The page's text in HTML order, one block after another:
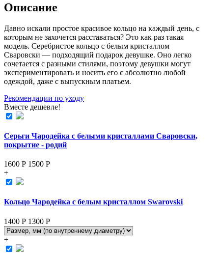
Описание
Давно искали простое красивое кольцо на каждый день, с
которым не захочется расставаться? Это как раз такая
модель. Серебристое кольцо с белым кристаллом
Сваровски — подходящий подарок девушке. Оно легко
сочетается с разными стилями, поэтому девушки могут
экспериментировать и носить его с абсолютно любой
одеждой, даже с выпускным платьем.
Рекомендации по уходу
Вместе дешевле!
Серьги Чародейка с белыми кристаллами Сваровски,
покрытие - родий
1600 Р 1500 Р
+
Кольцо Чародейка с белым кристаллом Swarovski
1400 Р 1300 Р
+